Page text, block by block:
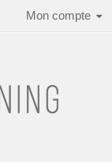
Mon compte